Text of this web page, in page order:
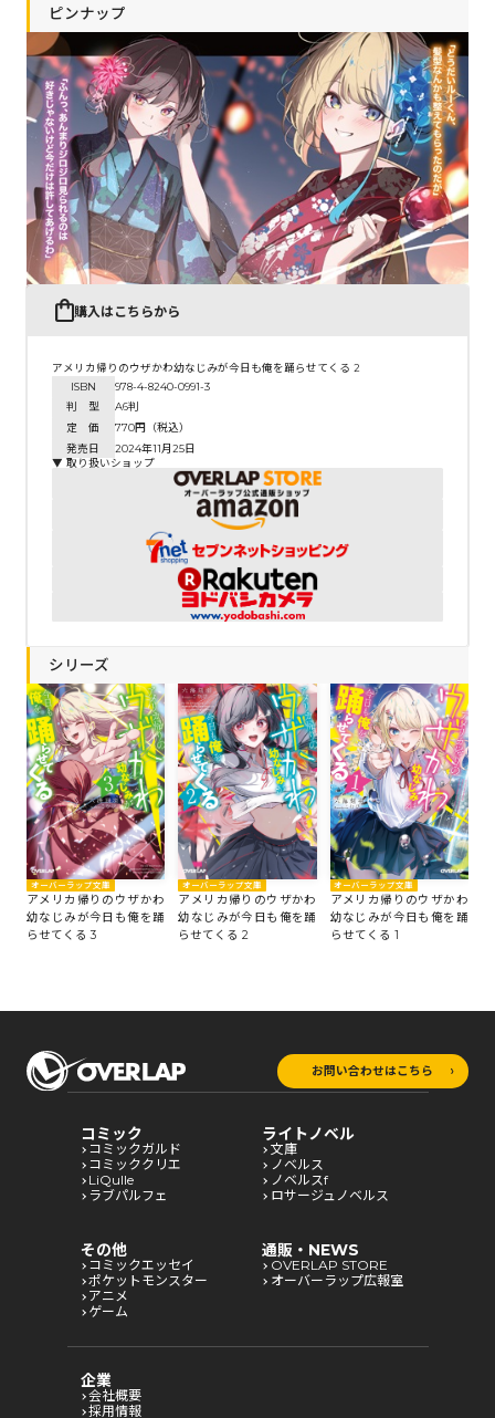
ピンナップ
購入はこちらから
アメリカ帰りのウザかわ幼なじみが今日も俺を踊らせてくる 2
ISBN
978-4-8240-0991-3
判 型
A6判
定 価
770円（税込）
発売日
2024年11月25日
▼ 取り扱いショップ
シリーズ
オーバーラップ文庫
アメリカ帰りのウザかわ
幼なじみが今日も俺を踊
らせてくる 3
オーバーラップ文庫
アメリカ帰りのウザかわ
幼なじみが今日も俺を踊
らせてくる 2
オーバーラップ文庫
アメリカ帰りのウザかわ
幼なじみが今日も俺を踊
らせてくる 1
お問い合わせはこちら
コミック
コミックガルド
コミッククリエ
LiQulle
ラブパルフェ
ライトノベル
文庫
ノベルス
ノベルスf
ロサージュノベルス
その他
コミックエッセイ
ポケットモンスター
アニメ
ゲーム
通販・NEWS
OVERLAP STORE
オーバーラップ広報室
企業
会社概要
採用情報